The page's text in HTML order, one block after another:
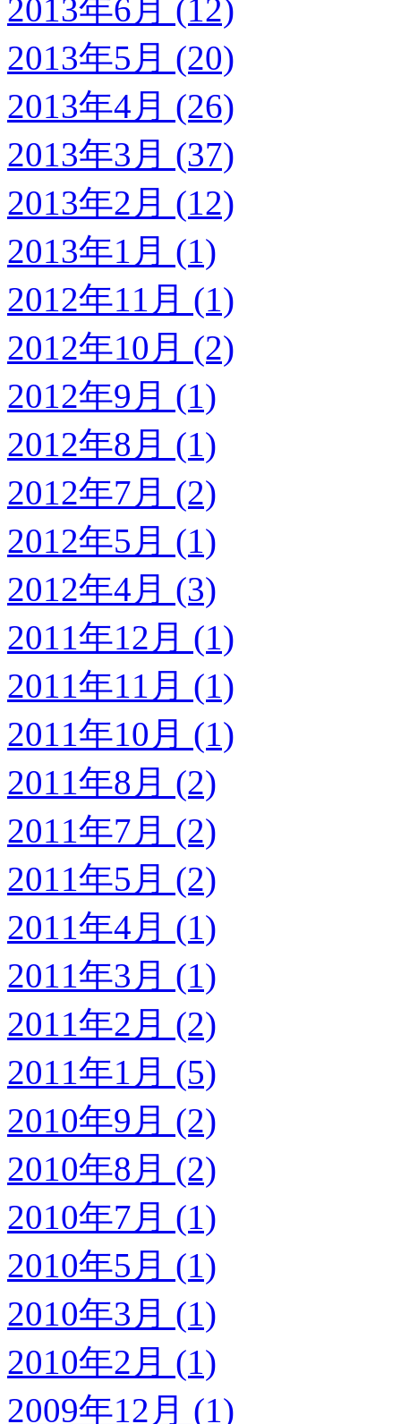
2013年6月 (12)
2013年5月 (20)
2013年4月 (26)
2013年3月 (37)
2013年2月 (12)
2013年1月 (1)
2012年11月 (1)
2012年10月 (2)
2012年9月 (1)
2012年8月 (1)
2012年7月 (2)
2012年5月 (1)
2012年4月 (3)
2011年12月 (1)
2011年11月 (1)
2011年10月 (1)
2011年8月 (2)
2011年7月 (2)
2011年5月 (2)
2011年4月 (1)
2011年3月 (1)
2011年2月 (2)
2011年1月 (5)
2010年9月 (2)
2010年8月 (2)
2010年7月 (1)
2010年5月 (1)
2010年3月 (1)
2010年2月 (1)
2009年12月 (1)